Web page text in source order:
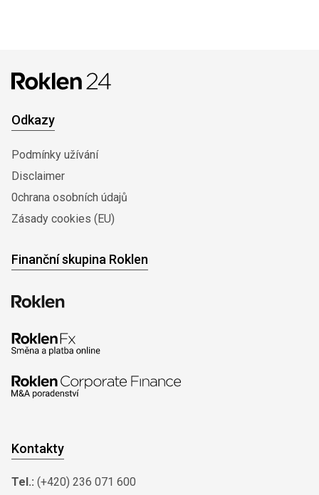
Odkazy
Podmínky užívání
Disclaimer
0chrana osobních údajů
Zásady cookies (EU)
Finanční skupina Roklen
Kontakty
Tel.: (+420) 236 071 600